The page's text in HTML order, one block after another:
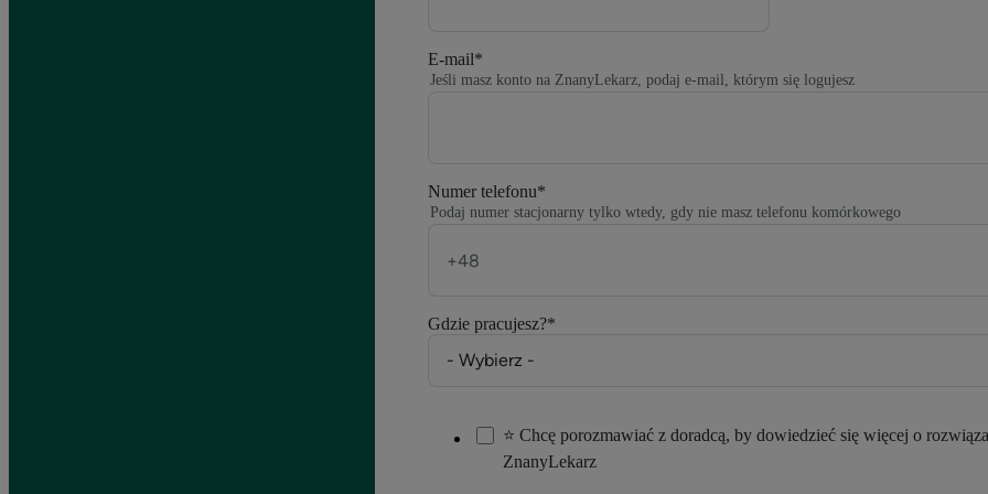
E-mail*
Jeśli masz konto na ZnanyLekarz, podaj e-mail, którym się logujesz
Numer telefonu*
Podaj numer stacjonarny tylko wtedy, gdy nie masz telefonu komórkowego
Gdzie pracujesz?*
⭐ Chcę porozmawiać z doradcą, by dowiedzieć się więcej o
ZnanyLekarz